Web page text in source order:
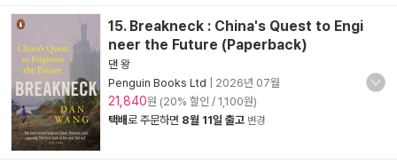
15. Breakneck : China's Quest to Engi
neer the Future (Paperback)
댄 왕
Penguin Books Ltd
2026년 07월
21,840원 (20% 할인 / 1,100원)
택배로 주문하면 8월 11일 출고 변경